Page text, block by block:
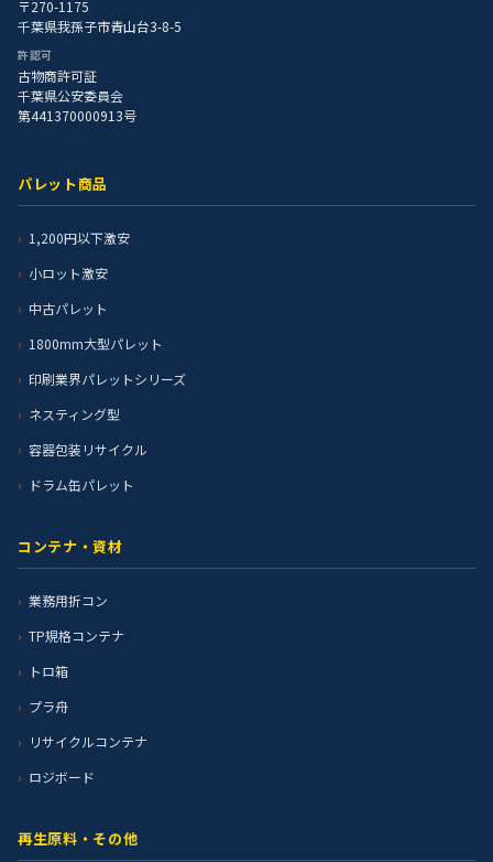
〒270-1175
千葉県我孫子市青山台3-8-5
許認可
古物商許可証
千葉県公安委員会
第441370000913号
パレット商品
1,200円以下激安
小ロット激安
中古パレット
1800mm大型パレット
印刷業界パレットシリーズ
ネスティング型
容器包装リサイクル
ドラム缶パレット
コンテナ・資材
業務用折コン
TP規格コンテナ
トロ箱
プラ舟
リサイクルコンテナ
ロジボード
再生原料・その他